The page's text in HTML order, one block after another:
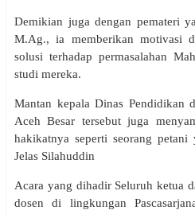
Demikian juga dengan pemateri
M.Ag., ia memberikan motivasi
solusi terhadap permasalahan
studi mereka.
Mantan kepala Dinas Pendidikan
Aceh Besar tersebut juga
hakikatnya seperti seorang petani
Jelas Silahuddin
Acara yang dihadir Seluruh ketua
dosen di lingkungan